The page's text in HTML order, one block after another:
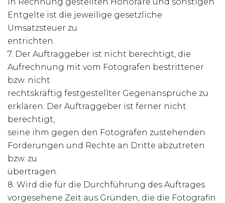
Entgelte ist die jeweilige gesetzliche
Umsatzsteuer zu
entrichten.
7. Der Auftraggeber ist nicht berechtigt, die
Aufrechnung mit vom Fotografen bestrittener
bzw. nicht
rechtskräftig festgestellter Gegenansprüche zu
erklären. Der Auftraggeber ist ferner nicht
berechtigt,
seine ihm gegen den Fotografen zustehenden
Forderungen und Rechte an Dritte abzutreten
bzw. zu
übertragen.
8. Wird die für die Durchführung des Auftrages
vorgesehene Zeit aus Gründen, die die Fotografin